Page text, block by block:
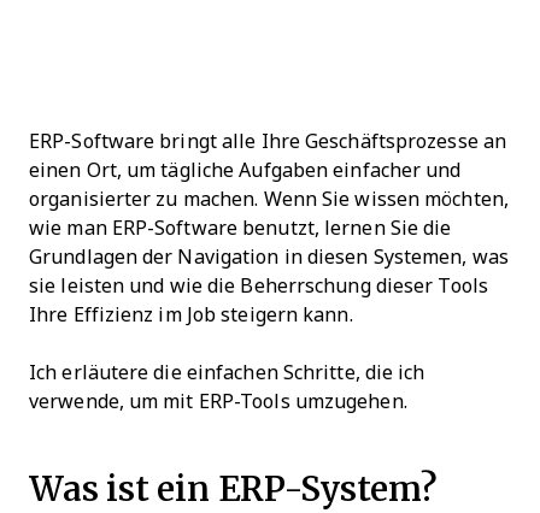
ERP-Software bringt alle Ihre Geschäftsprozesse an
einen Ort, um tägliche Aufgaben einfacher und
organisierter zu machen. Wenn Sie wissen möchten,
wie man ERP-Software benutzt, lernen Sie die
Grundlagen der Navigation in diesen Systemen, was
sie leisten und wie die Beherrschung dieser Tools
Ihre Effizienz im Job steigern kann.
Ich erläutere die einfachen Schritte, die ich
verwende, um mit ERP-Tools umzugehen.
Was ist ein ERP-System?